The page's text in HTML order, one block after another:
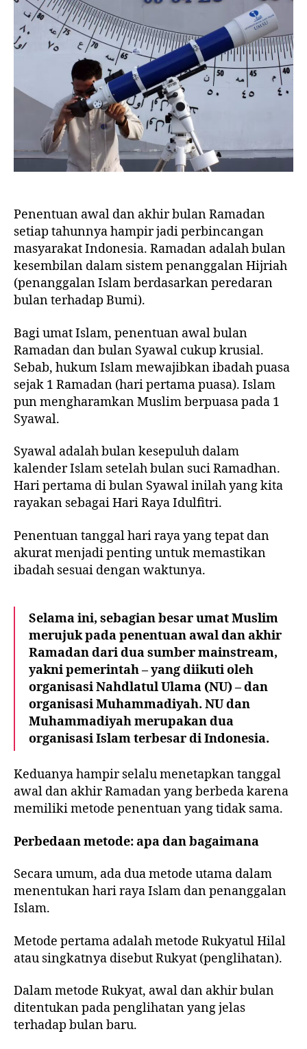
Penentuan awal dan akhir bulan Ramadan
setiap tahunnya hampir jadi perbincangan
masyarakat Indonesia. Ramadan adalah bulan
kesembilan dalam sistem penanggalan Hijriah
(penanggalan Islam berdasarkan peredaran
bulan terhadap Bumi).
Bagi umat Islam, penentuan awal bulan
Ramadan dan bulan Syawal cukup krusial.
Sebab, hukum Islam mewajibkan ibadah puasa
sejak 1 Ramadan (hari pertama puasa). Islam
pun mengharamkan Muslim berpuasa pada 1
Syawal.
Syawal adalah bulan kesepuluh dalam
kalender Islam setelah bulan suci Ramadhan.
Hari pertama di bulan Syawal inilah yang kita
rayakan sebagai Hari Raya Idulfitri.
Penentuan tanggal hari raya yang tepat dan
akurat menjadi penting untuk memastikan
ibadah sesuai dengan waktunya.
Selama ini, sebagian besar umat Muslim
merujuk pada penentuan awal dan akhir
Ramadan dari dua sumber mainstream,
yakni pemerintah – yang diikuti oleh
organisasi Nahdlatul Ulama (NU) – dan
organisasi Muhammadiyah. NU dan
Muhammadiyah merupakan dua
organisasi Islam terbesar di Indonesia.
Keduanya hampir selalu menetapkan tanggal
awal dan akhir Ramadan yang berbeda karena
memiliki metode penentuan yang tidak sama.
Perbedaan metode: apa dan bagaimana
Secara umum, ada dua metode utama dalam
menentukan hari raya Islam dan penanggalan
Islam.
Metode pertama adalah metode Rukyatul Hilal
atau singkatnya disebut Rukyat (penglihatan).
Dalam metode Rukyat, awal dan akhir bulan
ditentukan pada penglihatan yang jelas
terhadap bulan baru.